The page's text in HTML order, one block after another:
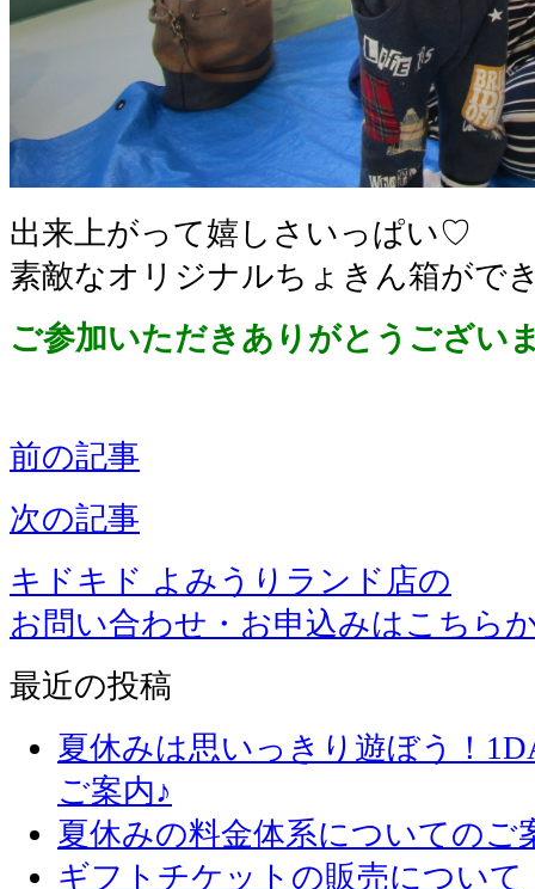
出来上がって嬉しさいっぱい♡
素敵なオリジナルちょきん箱がで
ご参加いただきありがとうござい
前の記事
次の記事
キドキド よみうりランド店の
お問い合わせ・お申込みはこちら
最近の投稿
夏休みは思いっきり遊ぼう！
ご案内♪
夏休みの料金体系についてのご
ギフトチケットの販売について